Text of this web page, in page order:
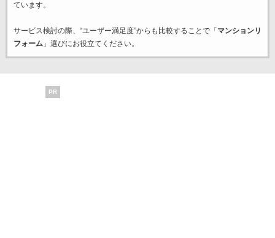
ています。
サービス検討の際、“ユーザー満足度”からも比較することで「 マンションリ
フォーム」選びにお役立てください。
PR